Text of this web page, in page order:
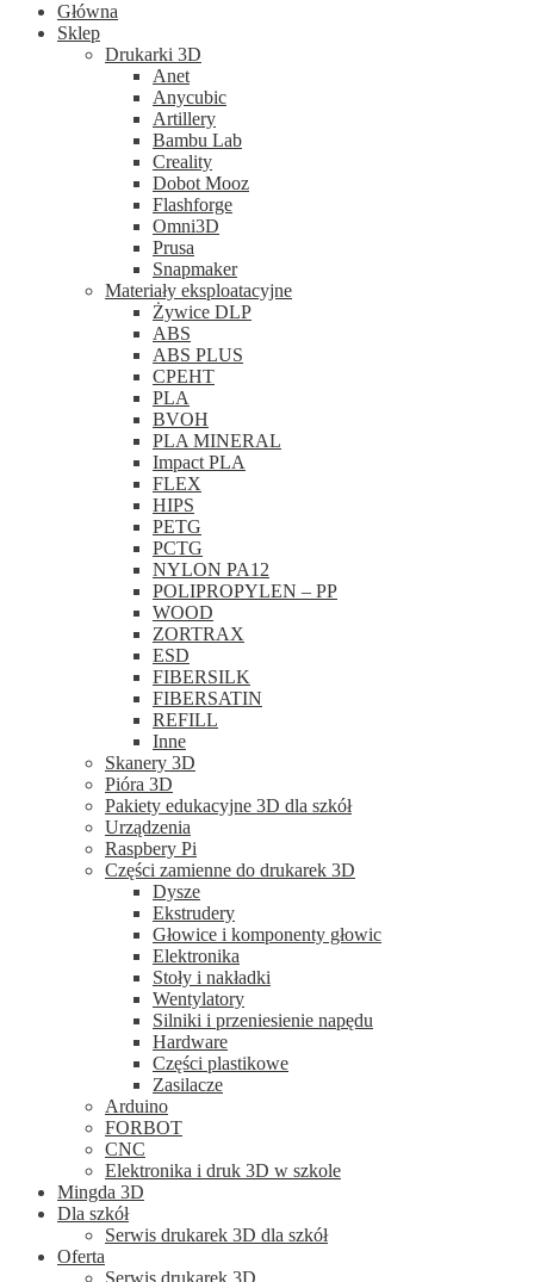
Główna
Sklep
Drukarki 3D
Anet
Anycubic
Artillery
Bambu Lab
Creality
Dobot Mooz
Flashforge
Omni3D
Prusa
Snapmaker
Materiały eksploatacyjne
Żywice DLP
ABS
ABS PLUS
CPEHT
PLA
BVOH
PLA MINERAL
Impact PLA
FLEX
HIPS
PETG
PCTG
NYLON PA12
POLIPROPYLEN – PP
WOOD
ZORTRAX
ESD
FIBERSILK
FIBERSATIN
REFILL
Inne
Skanery 3D
Pióra 3D
Pakiety edukacyjne 3D dla szkół
Urządzenia
Raspbery Pi
Części zamienne do drukarek 3D
Dysze
Ekstrudery
Głowice i komponenty głowic
Elektronika
Stoły i nakładki
Wentylatory
Silniki i przeniesienie napędu
Hardware
Części plastikowe
Zasilacze
Arduino
FORBOT
CNC
Elektronika i druk 3D w szkole
Mingda 3D
Dla szkół
Serwis drukarek 3D dla szkół
Oferta
Serwis drukarek 3D